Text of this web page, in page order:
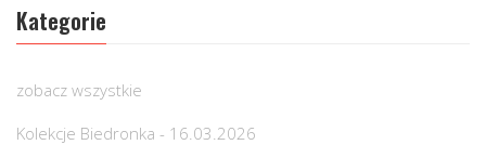
Kategorie
zobacz wszystkie
Kolekcje Biedronka - 16.03.2026